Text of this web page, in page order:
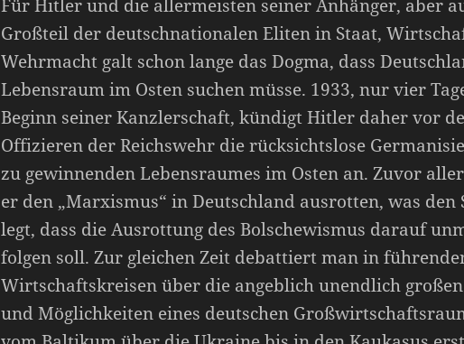
Für Hitler und die allermeisten seiner Anhänger, aber
Großteil der deutschnationalen Eliten in Staat,
Wehrmacht galt schon lange das Dogma, dass
Lebensraum im Osten suchen müsse. 1933, nur vier
Beginn seiner Kanzlerschaft, kündigt Hitler daher vor
Offizieren der Reichswehr die rücksichtslose
zu gewinnenden Lebensraumes im Osten an. Zuvor
er den „Marxismus“ in Deutschland ausrotten, was den
legt, dass die Ausrottung des Bolschewismus darauf
folgen soll. Zur gleichen Zeit debattiert man in
Wirtschaftskreisen über die angeblich unendlich
und Möglichkeiten eines deutschen